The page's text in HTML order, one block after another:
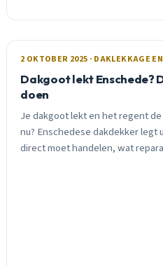
2 OKTOBER 2025 · DAKLEKKAGE
Dakgoot lekt Enschede?
doen
Je dakgoot lekt en het regent
nu? Enschedese dakdekker legt
direct moet handelen, wat